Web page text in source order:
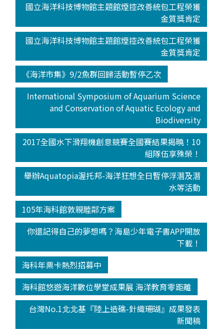
國立海洋科技博物館主題館煙控改善統包工程榮獲
金質獎肯定
國立海洋科技博物館主題館煙控改善統包工程榮獲
金質獎肯定
《海洋市集》9/2魚群回歸活動暫停乙次
International Symposium of Aquarium Science
and Conservation of Aquatic Ecology and
Biodiversity
2017全國水下滑翔機創意競賽全國賽結果揭曉！10
組隊伍享殊榮！
舉辦Aquatopia渥托邦-海洋狂想全日暫停浮潛及潛
水等活動
105年海科館敦親睦鄰方案
你還記得自己的夢想嗎？海島少年電子書APP開放
下載！
海科年票卡熱烈招募中
海科館悠遊海洋數位學堂成果展 海洋教育零距離
台灣No.1北北基『陸上造礁-針織珊瑚』成果發表
新聞稿